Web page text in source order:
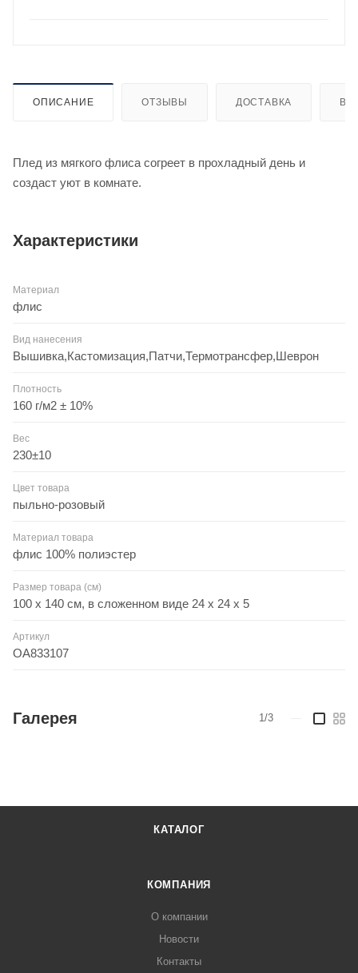
ОПИСАНИЕ ОТЗЫВЫ ДОСТАВКА
Плед из мягкого флиса согреет в прохладный день и
создаст уют в комнате.
Характеристики
Материал
флис
Вид нанесения
Вышивка,Кастомизация,Патчи,Термотрансфер,Шеврон
Плотность
160 г/м2 ± 10%
Вес
230±10
Цвет товара
пыльно-розовый
Материал товара
флис 100% полиэстер
Размер товара (см)
100 х 140 см, в сложенном виде 24 х 24 х 5
Артикул
OA833107
Галерея 1/3
КАТАЛОГ
КОМПАНИЯ
О компании
Новости
Контакты